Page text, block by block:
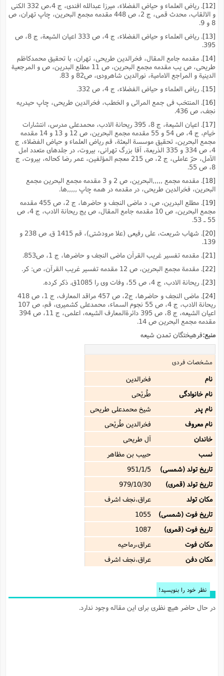
. ریاض العلماء و حیاض الفضلاء، میرزا عبدالله افندى، ج 4،ص 332 الکنى
و الالقاب، محدث قمى، ج 2، ص 448 مقدمه مجمع البحرین، چاپ تهران، ص
8 و 9.
. ریاض العلماء و حیاض الفضلاء، ج 4، ص 333 اعیان الشیعة، ج 8، ص
395.
. مقدمه جامع المقال، فخرالدین طریحى، تهران، با تحقیق محمدکاظم
طریحى، ص یب مقدمه مجمع البحرین، ص 11 مطلع البدرین، ص و المرجعیة
الدینیة و المراجع الامامیة، نورالدین شاهرودى، ص82 و 83.
. ریاض العلماء و حیاض الفضلاء، ج 4، ص 332.
. المنتخب فى جمع المراثى و الخطب، فخرالدین طریحى، چاپ حیدریه
نجف، ص 436.
. اعیان الشیعة، ج 8، 395 ریحانة الادب، محمدعلى مدرس، انتشارات
خیام، ج 4، ص 54 و 55 مقدمه مجمع البحرین، ص 12 و 13 و 14 مقدمه
مجمع البحرین، تحقیق موسسة البعثة، قم ریاض العلماء و حیاض الفضلاء، ج
4، ص 334 و 335 الذریعة، آقا بزرگ تهرانى، بیروت، در جلدهاى متعدد امل
الآمل، حرّ عاملى، ج 2، ص 215 معجم المؤلفین، عمر رضا کحاله، بیروت، ج
8، ص 55.
. مقدمه مجمع ,,,,,البحرین، ص 2 و 3 مقدمه مجمع البحرین مجمع
البحرین، فخرالدین طریحى، در مقدمه در همه چاپ ,,,,,ها.
. مطلع البدرین، ص، د ماضى النجف و حاضرها، ج 2، ص 455 مقدمه
مجمع البحرین، ص 10 مقدمه جامع المقال، ص یج ریحانة الادب، ج 4، ص
55 ـ 53.
. شهاب شریعت، على رفیعى (علا مرودشتى)، قم 1415 ق. ص 238 و
139.
. مقدمه تفسیر غریب القرآن ماضى النجف و حاضرها، ج 1، ص853.
. مقدمة مجمع البحرین، ص 12 مقدمه تفسیر غریب القرآن، ص: کر.
. ریحانة الادب، ج 4، ص 55، وفات وى را 1085ق. ذکر کرده.
. ماضى النجف و حاضرها، ج2، ص 457 مراقد المعارف، ج 1، ص 418
ریحانة الادب، ج 4، ص 55 نجوم السماء، محمدعلى کشمیرى، قم، ص 107
اعیان الشیعه، ج 8، ص 395 دائرةالمعارف الشیعه، اعلمى، ج 11، ص 394
مقدمه مجمع البحرین ص 14.
منبع:فرهیختگان تمدن شیعه
مشخصات فردی
نام
فخرالدین
نام خانوادگی
طُریْحى
نام پدر
شیخ محمدعلى طریحى
نام معروف
فخرالدین طُریْحى
خاندان
آل طریحی
نسب
حبیب بن مظاهر
تاریخ تولد (شمسی)
951/1/5
تاریخ تولد (قمری)
979/10/30
مکان تولد
عراق،نجف اشرف
تاریخ فوت (شمسی)
1055
تاریخ فوت (قمری)
1087
مکان فوت
عراق،رماحیه
مکان دفن
عراق،نجف اشرف
نظر خود را بنویسید!
در حال حاضر هیچ نظری برای این مقاله وجود ندارد.